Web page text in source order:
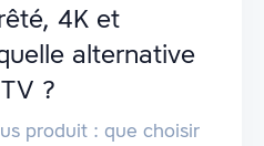
4K et
alternative
?
produit : que choisir